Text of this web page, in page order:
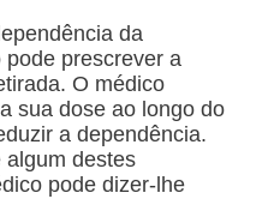
da
prescrever a
O médico
sua dose ao longo do
a dependência.
algum destes
pode dizer-lhe